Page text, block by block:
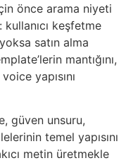
önce arama niyeti
keşfetme
satın alma
mantığını,
yapısını
güven unsuru,
temel yapısını
metin üretmekle